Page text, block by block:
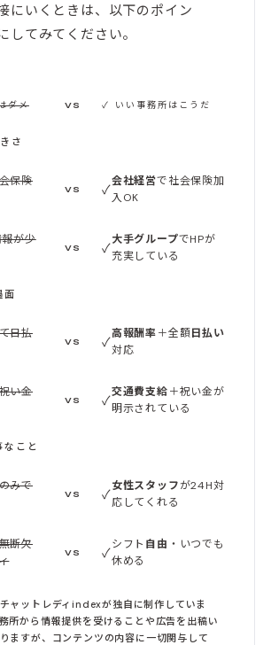
にいくときは、以下のポイン
してみてください。
ダメ VS ✓ いい事務所はこうだ
さ
保険
VS ✓
会社経営で社会保険加
入OK
が少
VS ✓
大手グループでHPが
充実している
面
日払
VS ✓
高報酬率＋全額日払い
対応
い金
VS ✓
交通費支給＋祝い金が
明示されている
なこと
みで
VS ✓
女性スタッフが24H対
応してくれる
断欠
VS ✓
シフト 自由 ・いつでも
休める
ャットレディindexが独自に制作していま
所から情報提供を受けることや広告を出稿い
ますが、コンテンツの内容に一切関与して